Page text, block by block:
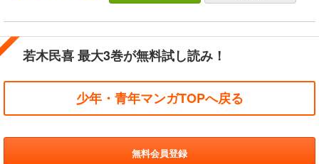
若木民喜 最大3巻が無料試し読み！
少年・青年マンガTOPへ戻る
無料会員登録